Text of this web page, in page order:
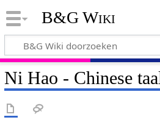
B&G Wiki
Ni Hao - Chinese